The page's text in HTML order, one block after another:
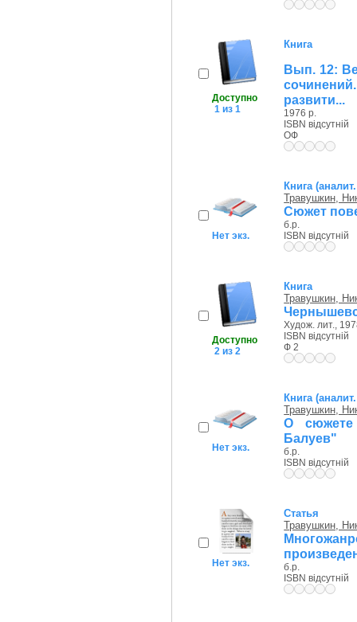
Доступно
1 из 1
Книга
Вып. 12:
развити...
1976 р.
ISBN відсутній
ОФ
Нет экз.
Книга
Травушкин,
Сюжет
б.р.
ISBN відсутній
Доступно
2 из 2
Книга
Травушкин,
Худож. лит.,
ISBN відсутній
Ф 2
Нет экз.
Книга
Травушкин,
О сюжете
Балуев"
б.р.
ISBN відсутній
Нет экз.
Статья
Травушкин,
б.р.
ISBN відсутній